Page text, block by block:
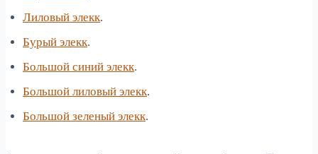
Лиловый элекк.
Бурый элекк.
Большой синий элекк.
Большой лиловый элекк.
Большой зеленый элекк.